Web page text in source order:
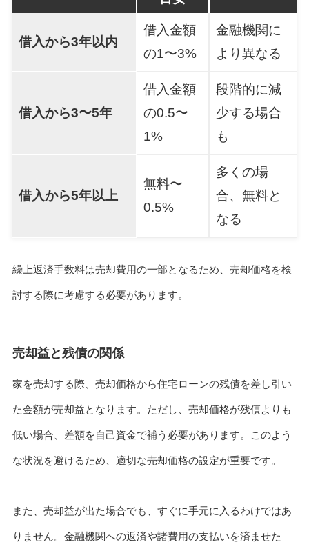
借入から3年以内
借入金額
の1〜3%
金融機関に
より異なる
借入から3〜5年
借入金額
の0.5〜
1%
段階的に減
少する場合
も
借入から5年以上
無料〜
0.5%
多くの場
合、無料と
なる
繰上返済手数料は売却費用の一部となるため、売却価格を検
討する際に考慮する必要があります。
売却益と残債の関係
家を売却する際、売却価格から住宅ローンの残債を差し引い
た金額が売却益となります。ただし、売却価格が残債よりも
低い場合、差額を自己資金で補う必要があります。このよう
な状況を避けるため、適切な売却価格の設定が重要です。
また、売却益が出た場合でも、すぐに手元に入るわけではあ
りません。金融機関への返済や諸費用の支払いを済ませた